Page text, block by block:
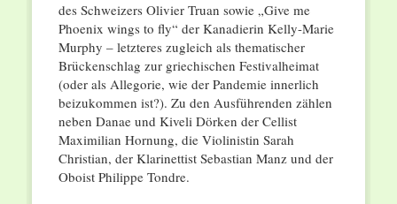
des Schweizers Olivier Truan sowie „Give me
Phoenix wings to fly“ der Kanadierin Kelly-Marie
Murphy – letzteres zugleich als thematischer
Brückenschlag zur griechischen Festivalheimat
(oder als Allegorie, wie der Pandemie innerlich
beizukommen ist?). Zu den Ausführenden zählen
neben Danae und Kiveli Dörken der Cellist
Maximilian Hornung, die Violinistin Sarah
Christian, der Klarinettist Sebastian Manz und der
Oboist Philippe Tondre.